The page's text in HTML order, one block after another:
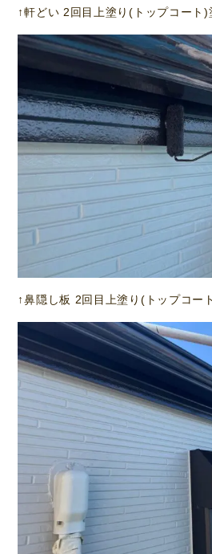
↑軒どい 2回目上塗り(トップコート)
↑鼻隠し板 2回目上塗り(トップコー